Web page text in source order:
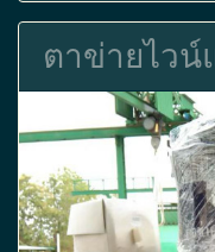
ตาข่ายไวน์